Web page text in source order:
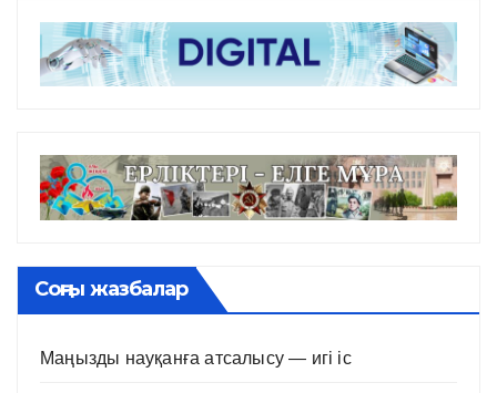
Соңғы жазбалар
Маңызды науқанға атсалысу — игі іс